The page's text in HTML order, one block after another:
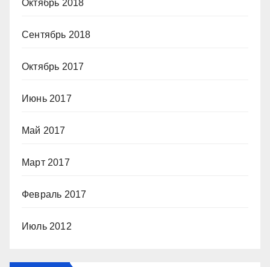
Октябрь 2018
Сентябрь 2018
Октябрь 2017
Июнь 2017
Май 2017
Март 2017
Февраль 2017
Июль 2012